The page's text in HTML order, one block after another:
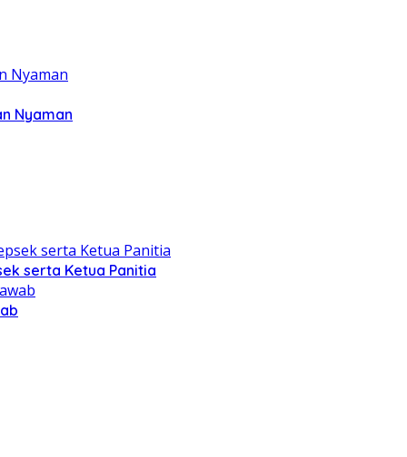
Nyaman
serta Ketua Panitia